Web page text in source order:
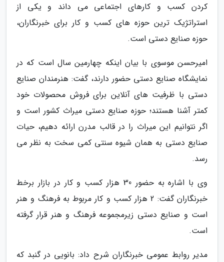
کردن کسب و کارهای اجتماعی می داند و یکی از
استراتژیک ترین حوزه های کسب و کار برای خبرنگاران،
حوزه صنایع دستی است.
امیرحسن موسوی با بیان اینکه چهارمین سال است که در
نمایشگاه صنایع دستی حضور دارند، گفت: هنرمندان صنایع
دستی با ظرفیت های آنلاین برای فروش محصولات خود
کمتر آشنا هستند؛ حوزه صنایع دستی میراث کشور است و
اگر نتوانیم این میراث را در قالب مدرن ارائه دهیم، حیات
صنایع دستی به همان شیوه سنتی کمی سخت به نظر می
رسد.
وی با اشاره به حضور 30 هزار کسب و کار در بازار برخط
خبرنگاران گفت: 2 هزار کسب و کار مربوط به فرهنگ و هنر
است و صنایع دستی زیرمجموعه فرهنگ و هنر قرار گرفته
است.
مدیر روابط عمومی خبرنگاران شرح داد: بانویی در گنبد که